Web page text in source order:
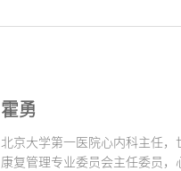
霍勇
北京大学第一医院心内科主任
康复管理专业委员会主任委员